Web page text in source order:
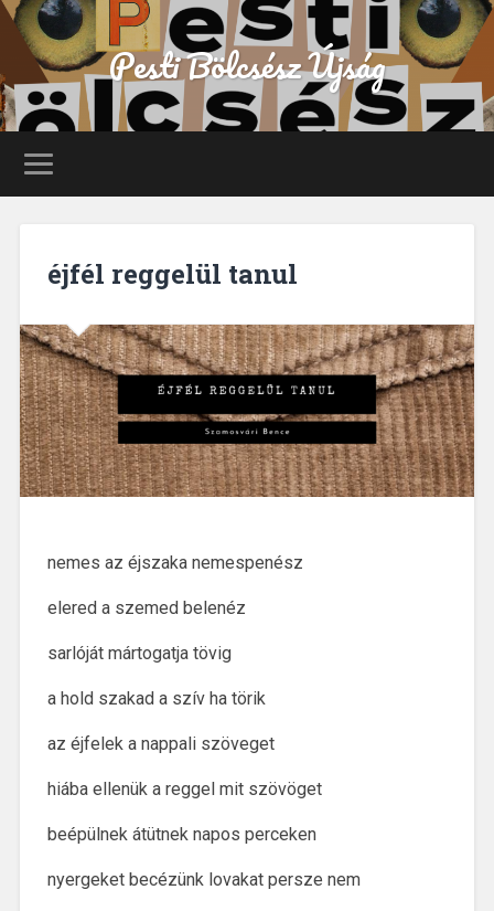
Pesti Bölcsész Újság
éjfél reggelül tanul
nemes az éjszaka nemespenész
elered a szemed belenéz
sarlóját mártogatja tövig
a hold szakad a szív ha törik
az éjfelek a nappali szöveget
hiába ellenük a reggel mit szövöget
beépülnek átütnek napos perceken
nyergeket becézünk lovakat persze nem